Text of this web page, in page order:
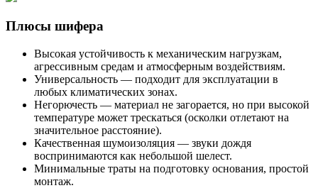
Плюсы шифера
Высокая устойчивость к механическим нагрузкам,
агрессивным средам и атмосферным воздействиям.
Универсальность — подходит для эксплуатации в
любых климатических зонах.
Негорючесть — материал не загорается, но при высокой
температуре может трескаться (осколки отлетают на
значительное расстояние).
Качественная шумоизоляция — звуки дождя
воспринимаются как небольшой шелест.
Минимальные траты на подготовку основания, простой
монтаж.